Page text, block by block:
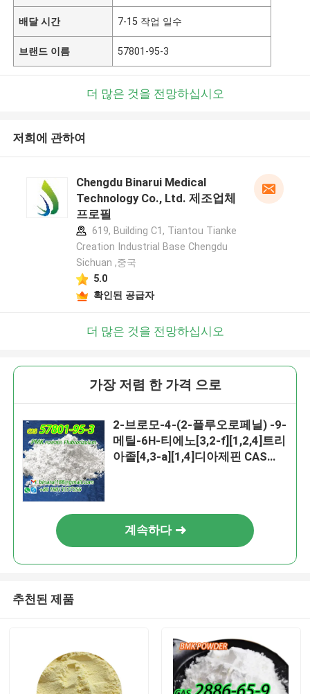
배달 시간 7-15 작업 일수
브랜드 이름 57801-95-3
더 많은 것을 전망하십시오
저희에 관하여
Chengdu Binarui Medical
Technology Co., Ltd. 제조업체
프로필
619, Building C1, Tiantou Tianke
Creation Industrial Base Chengdu
Sichuan ,중국
5.0
확인된 공급자
더 많은 것을 전망하십시오
가장 저렴 한 가격 으로
2-브로모-4-(2-플루오로페닐) -9-
메틸-6H-티에노[3,2-f][1,2,4]트리
아졸[4,3-a][1,4]디아제핀 CAS
계속하다
추천된 제품